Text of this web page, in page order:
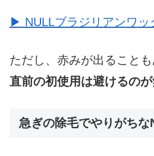
▶ NULLブラジリアンワッ
ただし、赤みが出ること
直前の初使用は避けるのが
急ぎの除毛でやりがちな